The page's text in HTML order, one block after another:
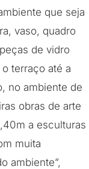
que seja
vaso, quadro
de vidro
terraço até a
no ambiente de
obras de arte
a esculturas
muita
ambiente”,